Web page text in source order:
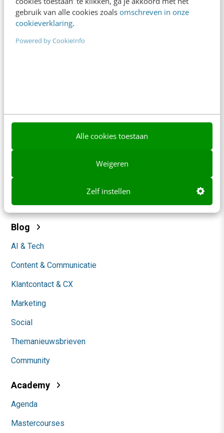
gebruik van alle cookies zoals omschreven in onze
cookieverklaring.
Powered by CookieInfo
Alle cookies toestaan
Weigeren
Zelf instellen
+31 30 200 1045
Tarieven
Nieuwsbrieven
Whitepapers
Blog
AI & Tech
Content & Communicatie
Klantcontact & CX
Marketing
Social
Themanieuwsbrieven
Community
Academy
Agenda
Mastercourses